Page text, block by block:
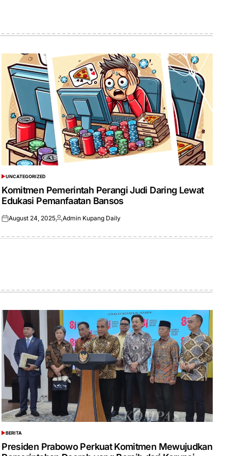
POSTED
IN
UNCATEGORIZED
Komitmen Pemerintah Perangi Judi Daring Lewat
Edukasi Pemanfaatan Bansos
Posted
August 24, 2025Posted
Admin Kupang Daily
POSTED
IN
BERITA
Presiden Prabowo Perkuat Komitmen Mewujudkan